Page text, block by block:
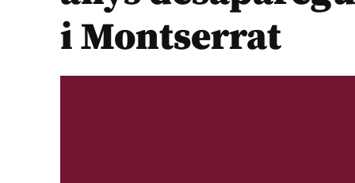
i Montserrat